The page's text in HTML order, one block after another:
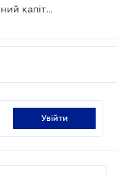
Китай продовжує заманювати іноземний капітал
увійти